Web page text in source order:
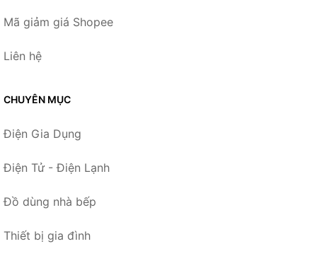
Mã giảm giá Shopee
Liên hệ
CHUYÊN MỤC
Điện Gia Dụng
Điện Tử - Điện Lạnh
Đồ dùng nhà bếp
Thiết bị gia đình